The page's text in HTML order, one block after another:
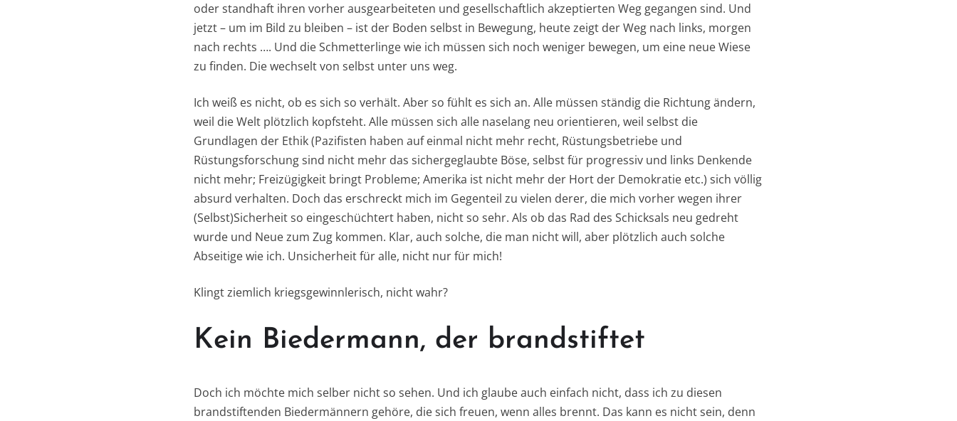
oder standhaft ihren vorher ausgearbeiteten und gesellschaftlich akzeptierten Weg gegangen sind. Und
jetzt – um im Bild zu bleiben – ist der Boden selbst in Bewegung, heute zeigt der Weg nach links, morgen
nach rechts …. Und die Schmetterlinge wie ich müssen sich noch weniger bewegen, um eine neue Wiese
zu finden. Die wechselt von selbst unter uns weg.
Ich weiß es nicht, ob es sich so verhält. Aber so fühlt es sich an. Alle müssen ständig die Richtung ändern,
weil die Welt plötzlich kopfsteht. Alle müssen sich alle naselang neu orientieren, weil selbst die
Grundlagen der Ethik (Pazifisten haben auf einmal nicht mehr recht, Rüstungsbetriebe und
Rüstungsforschung sind nicht mehr das sichergeglaubte Böse, selbst für progressiv und links Denkende
nicht mehr; Freizügigkeit bringt Probleme; Amerika ist nicht mehr der Hort der Demokratie etc.) sich völlig
absurd verhalten. Doch das erschreckt mich im Gegenteil zu vielen derer, die mich vorher wegen ihrer
(Selbst)Sicherheit so eingeschüchtert haben, nicht so sehr. Als ob das Rad des Schicksals neu gedreht
wurde und Neue zum Zug kommen. Klar, auch solche, die man nicht will, aber plötzlich auch solche
Abseitige wie ich. Unsicherheit für alle, nicht nur für mich!
Klingt ziemlich kriegsgewinnlerisch, nicht wahr?
Kein Biedermann, der brandstiftet
Doch ich möchte mich selber nicht so sehen. Und ich glaube auch einfach nicht, dass ich zu diesen
brandstiftenden Biedermännern gehöre, die sich freuen, wenn alles brennt. Das kann es nicht sein, denn